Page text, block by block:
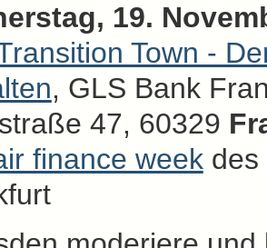
19.
Town -
, GLS Bank
47, 60329
finance weekdes